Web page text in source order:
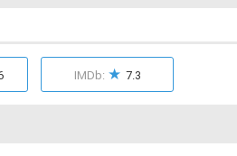
IMDb: ★ 7.3